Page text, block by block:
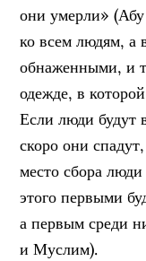
они умерли»
ко всем людям, а
обнаженными, и
одежде, в
Если люди будут
скоро они
место сбора
этого первыми
а первым среди
и Муслим).